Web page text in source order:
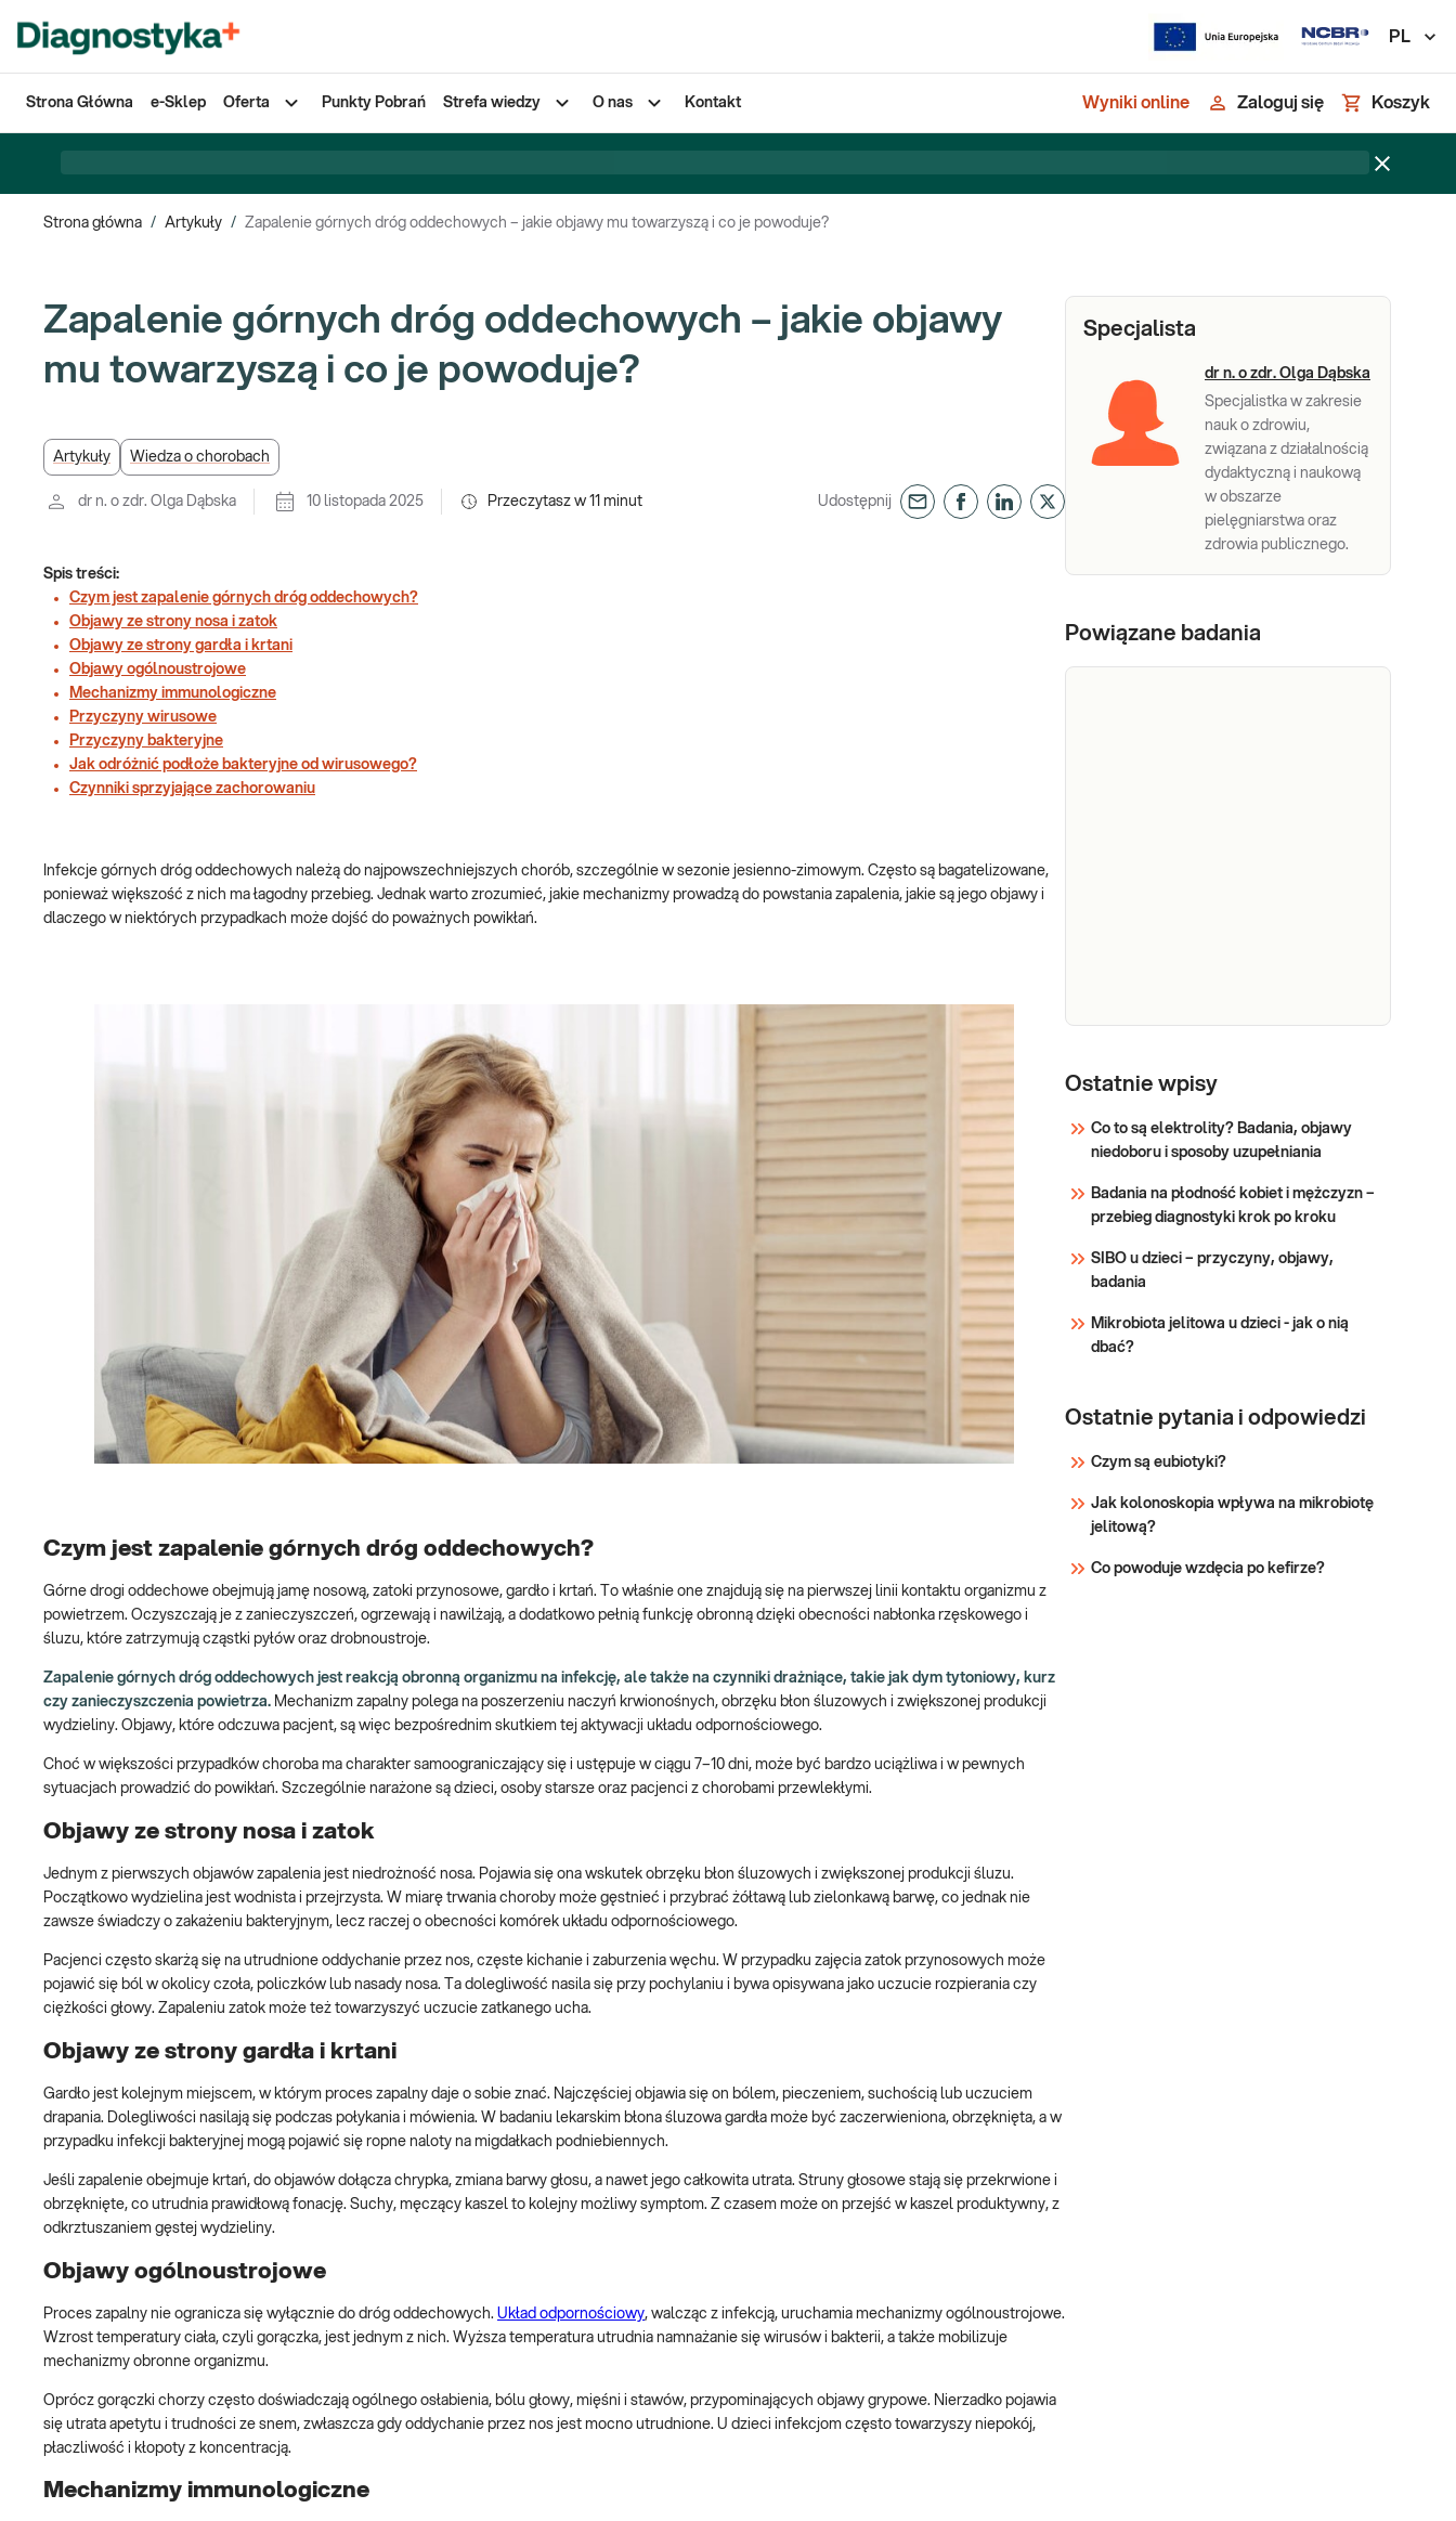
PL
Strona Główna e-Sklep Oferta Punkty Pobrań Strefa wiedzy O nas Kontakt Wyniki online Zaloguj się Koszyk
Strona główna / Artykuły / Zapalenie górnych dróg oddechowych – jakie objawy mu towarzyszą i co je powoduje?
Zapalenie górnych dróg oddechowych – jakie objawy
mu towarzyszą i co je powoduje?
Artykuły Wiedza o chorobach
dr n. o zdr. Olga Dąbska 10 listopada 2025 Przeczytasz w 11 minut Udostępnij
Spis treści:
Czym jest zapalenie górnych dróg oddechowych?
Objawy ze strony nosa i zatok
Objawy ze strony gardła i krtani
Objawy ogólnoustrojowe
Mechanizmy immunologiczne
Przyczyny wirusowe
Przyczyny bakteryjne
Jak odróżnić podłoże bakteryjne od wirusowego?
Czynniki sprzyjające zachorowaniu
Infekcje górnych dróg oddechowych należą do najpowszechniejszych chorób, szczególnie w sezonie jesienno-zimowym. Często są bagatelizowane,
ponieważ większość z nich ma łagodny przebieg. Jednak warto zrozumieć, jakie mechanizmy prowadzą do powstania zapalenia, jakie są jego objawy i
dlaczego w niektórych przypadkach może dojść do poważnych powikłań.
Czym jest zapalenie górnych dróg oddechowych?
Górne drogi oddechowe obejmują jamę nosową, zatoki przynosowe, gardło i krtań. To właśnie one znajdują się na pierwszej linii kontaktu organizmu z
powietrzem. Oczyszczają je z zanieczyszczeń, ogrzewają i nawilżają, a dodatkowo pełnią funkcję obronną dzięki obecności nabłonka rzęskowego i
śluzu, które zatrzymują cząstki pyłów oraz drobnoustroje.
Zapalenie górnych dróg oddechowych jest reakcją obronną organizmu na infekcję, ale także na czynniki drażniące, takie jak dym tytoniowy, kurz
czy zanieczyszczenia powietrza. Mechanizm zapalny polega na poszerzeniu naczyń krwionośnych, obrzęku błon śluzowych i zwiększonej produkcji
wydzieliny. Objawy, które odczuwa pacjent, są więc bezpośrednim skutkiem tej aktywacji układu odpornościowego.
Choć w większości przypadków choroba ma charakter samoograniczający się i ustępuje w ciągu 7–10 dni, może być bardzo uciążliwa i w pewnych
sytuacjach prowadzić do powikłań. Szczególnie narażone są dzieci, osoby starsze oraz pacjenci z chorobami przewlekłymi.
Objawy ze strony nosa i zatok
Jednym z pierwszych objawów zapalenia jest niedrożność nosa. Pojawia się ona wskutek obrzęku błon śluzowych i zwiększonej produkcji śluzu.
Początkowo wydzielina jest wodnista i przejrzysta. W miarę trwania choroby może gęstnieć i przybrać żółtawą lub zielonkawą barwę, co jednak nie
zawsze świadczy o zakażeniu bakteryjnym, lecz raczej o obecności komórek układu odpornościowego.
Pacjenci często skarżą się na utrudnione oddychanie przez nos, częste kichanie i zaburzenia węchu. W przypadku zajęcia zatok przynosowych może
pojawić się ból w okolicy czoła, policzków lub nasady nosa. Ta dolegliwość nasila się przy pochylaniu i bywa opisywana jako uczucie rozpierania czy
ciężkości głowy. Zapaleniu zatok może też towarzyszyć uczucie zatkanego ucha.
Objawy ze strony gardła i krtani
Gardło jest kolejnym miejscem, w którym proces zapalny daje o sobie znać. Najczęściej objawia się on bólem, pieczeniem, suchością lub uczuciem
drapania. Dolegliwości nasilają się podczas połykania i mówienia. W badaniu lekarskim błona śluzowa gardła może być zaczerwieniona, obrzęknięta, a w
przypadku infekcji bakteryjnej mogą pojawić się ropne naloty na migdałkach podniebiennych.
Jeśli zapalenie obejmuje krtań, do objawów dołącza chrypka, zmiana barwy głosu, a nawet jego całkowita utrata. Struny głosowe stają się przekrwione i
obrzęknięte, co utrudnia prawidłową fonację. Suchy, męczący kaszel to kolejny możliwy symptom. Z czasem może on przejść w kaszel produktywny, z
odkrztuszaniem gęstej wydzieliny.
Objawy ogólnoustrojowe
Proces zapalny nie ogranicza się wyłącznie do dróg oddechowych. Układ odpornościowy, walcząc z infekcją, uruchamia mechanizmy ogólnoustrojowe.
Wzrost temperatury ciała, czyli gorączka, jest jednym z nich. Wyższa temperatura utrudnia namnażanie się wirusów i bakterii, a także mobilizuje
mechanizmy obronne organizmu.
Oprócz gorączki chorzy często doświadczają ogólnego osłabienia, bólu głowy, mięśni i stawów, przypominających objawy grypowe. Nierzadko pojawia
się utrata apetytu i trudności ze snem, zwłaszcza gdy oddychanie przez nos jest mocno utrudnione. U dzieci infekcjom często towarzyszy niepokój,
płaczliwość i kłopoty z koncentracją.
Mechanizmy immunologiczne
Specjalista
dr n. o zdr. Olga Dąbska
Specjalistka w zakresie
nauk o zdrowiu,
związana z działalnością
dydaktyczną i naukową
w obszarze
pielęgniarstwa oraz
zdrowia publicznego.
Powiązane badania
gardła/migdałków
Streptococcus
pyogenes i
paciorkowców
beta-
grupy A, C i G
(bad. bakter.)
Wymaz z
kierunku
Streptococcus
paciorkowców beta-
grupy A, C i G (bad.
patogenów chorób
nosicielstwa.
Ostatnie wpisy
Co to są elektrolity? Badania, objawy
niedoboru i sposoby uzupełniania
Badania na płodność kobiet i mężczyzn –
przebieg diagnostyki krok po kroku
SIBO u dzieci – przyczyny, objawy,
badania
Mikrobiota jelitowa u dzieci - jak o nią
dbać?
Ostatnie pytania i odpowiedzi
Czym są eubiotyki?
Jak kolonoskopia wpływa na mikrobiotę
jelitową?
Co powoduje wzdęcia po kefirze?